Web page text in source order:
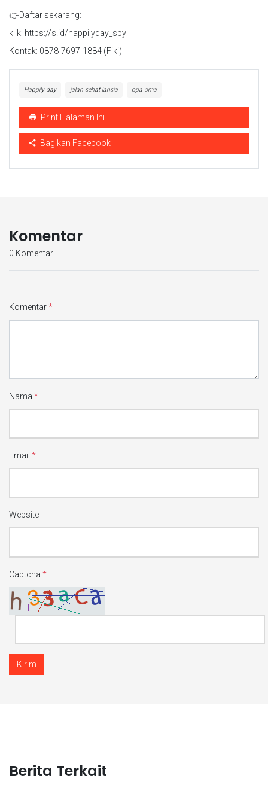
👉Daftar sekarang:
klik: https://s.id/happilyday_sby
Kontak: 0878-7697-1884 (Fiki)
Happily day jalan sehat lansia opa oma
Print Halaman Ini
Bagikan Facebook
Komentar
0 Komentar
Komentar*
Nama *
Email *
Website
Captcha *
Kirim
Berita Terkait